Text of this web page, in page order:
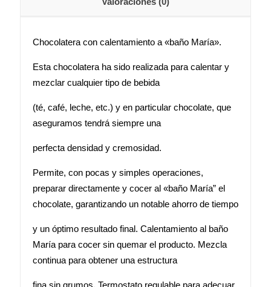
Chocolatera con calentamiento a «baño María».
Esta chocolatera ha sido realizada para calentar y
mezclar cualquier tipo de bebida
(té, café, leche, etc.) y en particular chocolate, que
aseguramos tendrá siempre una
perfecta densidad y cremosidad.
Permite, con pocas y simples operaciones,
preparar directamente y cocer al «baño María” el
chocolate, garantizando un notable ahorro de tiempo
y un óptimo resultado final. Calentamiento al baño
María para cocer sin quemar el producto. Mezcla
continua para obtener una estructura